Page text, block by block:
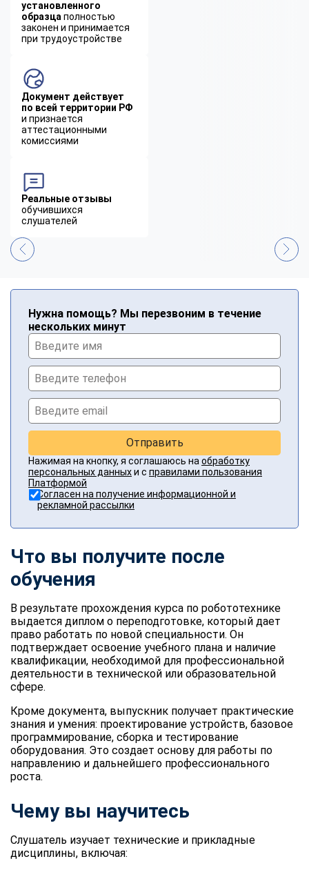
установленного
образца полностью
законен и принимается
при трудоустройстве
Документ действует
по всей территории РФ
и признается
аттестационными
комиссиями
Реальные отзывы
обучившихся
слушателей
Нужна помощь? Мы перезвоним в течение
нескольких минут
Отправить
Нажимая на кнопку, я соглашаюсь на обработку
персональных данныхи с правилами пользования
Платформой
Согласен на получение информационной и
рекламной рассылки
Что вы получите после
обучения
В результате прохождения курса по робототехнике
выдается диплом о переподготовке, который дает
право работать по новой специальности. Он
подтверждает освоение учебного плана и наличие
квалификации, необходимой для профессиональной
деятельности в технической или образовательной
сфере.
Кроме документа, выпускник получает практические
знания и умения: проектирование устройств, базовое
программирование, сборка и тестирование
оборудования. Это создает основу для работы по
направлению и дальнейшего профессионального
роста.
Чему вы научитесь
Слушатель изучает технические и прикладные
дисциплины, включая: